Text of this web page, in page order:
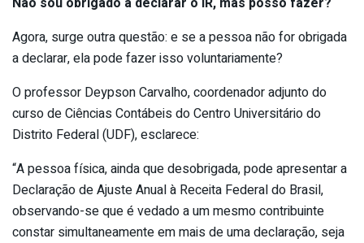
Agora, surge outra questão: e se a pessoa não for obrigada
a declarar, ela pode fazer isso voluntariamente?
O professor Deypson Carvalho, coordenador adjunto do
curso de Ciências Contábeis do Centro Universitário do
Distrito Federal (UDF), esclarece:
“A pessoa física, ainda que desobrigada, pode apresentar a
Declaração de Ajuste Anual à Receita Federal do Brasil,
observando-se que é vedado a um mesmo contribuinte
constar simultaneamente em mais de uma declaração, seja